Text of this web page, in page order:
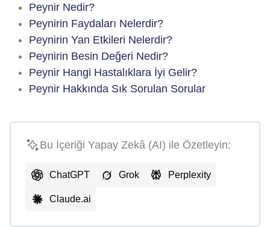
Peynir Nedir?
Peynirin Faydaları Nelerdir?
Peynirin Yan Etkileri Nelerdir?
Peynirin Besin Değeri Nedir?
Peynir Hangi Hastalıklara İyi Gelir?
Peynir Hakkında Sık Sorulan Sorular
Bu İçeriği Yapay Zekâ (AI) ile Özetleyin:
ChatGPT Grok Perplexity
Claude.ai